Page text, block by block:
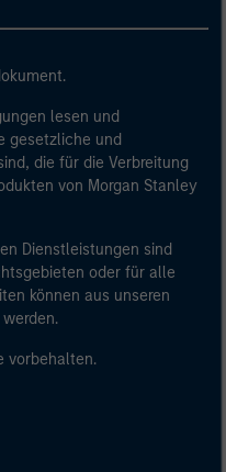
regionale
oder regionaler
und
die Weltbank, der
vergleichbare
eines
Definition der
abweichen kann, von
wird.
lesen und
gesetzliche und
die für die Verbreitung
von Morgan Stanley
Dienstleistungen sind
oder für alle
können aus unseren
vorbehalten.